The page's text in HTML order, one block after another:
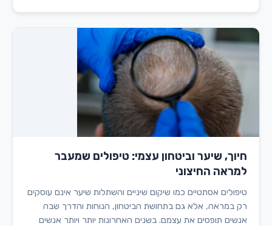
חיוך, שיער וביטחון עצמי: טיפולים שמעבר
למראה החיצוני
טיפולים אסתטיים כמו שיקום שיניים והשתלות שיער אינם עוסקים
רק במראה, אלא גם בתחושת הביטחון, הנוחות והדרך שבה
אנשים תופסים את עצמם. בשנים האחרונות יותר ויותר אנשים